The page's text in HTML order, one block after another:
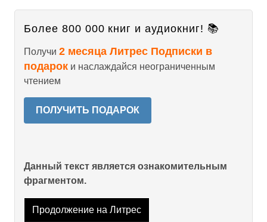
Более 800 000 книг и аудиокниг! 📚
Получи 2 месяца Литрес Подписки в
подарок и наслаждайся неограниченным
чтением
ПОЛУЧИТЬ ПОДАРОК
Данный текст является ознакомительным
фрагментом.
Продолжение на Литрес